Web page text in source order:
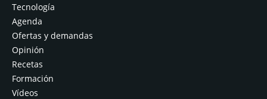
Tecnología
Agenda
Ofertas y demandas
Opinión
Recetas
Formación
Vídeos